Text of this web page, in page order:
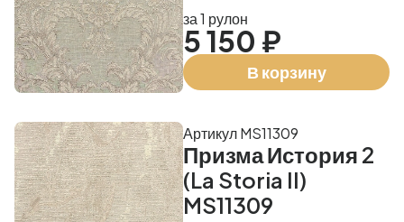
за 1 рулон
5 150 ₽
В корзину
Призма История 2
(La Storia II)
MS11309
Артикул MS11309